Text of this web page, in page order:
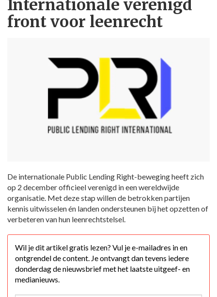
Internationale verenigd
front voor leenrecht
De internationale Public Lending Right-beweging heeft zich
op 2 december officieel verenigd in een wereldwijde
organisatie. Met deze stap willen de betrokken partijen
kennis uitwisselen én landen ondersteunen bij het opzetten of
verbeteren van hun leenrechtstelsel.
Wil je dit artikel gratis lezen? Vul je e-mailadres in en
ontgrendel de content. Je ontvangt dan tevens iedere
donderdag de nieuwsbrief met het laatste uitgeef- en
medianieuws.